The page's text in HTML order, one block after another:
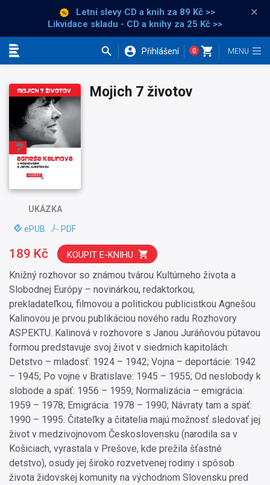
Letní slevy CD a knih za 89 Kč >>
Likvidace skladu - CD a knihy za 25 Kč >>
×
Přihlášení 0
UKÁZKA
ePUB PDF
Mojich 7 životov
Knižný rozhovor so známou tvárou Kultúrneho života a
Slobodnej Európy – novinárkou, redaktorkou,
prekladateľkou, filmovou a politickou publicistkou Agnešou
Kalinovou je prvou publikáciou nového radu Rozhovory
ASPEKTU. Kalinová v rozhovore s Janou Juráňovou pútavou
formou predstavuje svoj život v siedmich kapitolách:
Detstvo – mladosť: 1924 – 1942; Vojna – deportácie: 1942
– 1945; Po vojne v Bratislave: 1945 – 1955; Od neslobody k
slobode a späť: 1956 – 1959; Normalizácia – emigrácia:
1959 – 1978; Emigrácia: 1978 – 1990; Návraty tam a späť:
1990 – 1995. Čitateľky a čitatelia majú možnosť sledovať jej
život v medzivojnovom Československu (narodila sa v
Košiciach, vyrastala v Prešove, kde prežila šťastné
detstvo), osudy jej široko rozvetvenej rodiny i spôsob
života židovskej komunity na východnom Slovensku pred
189 Kč KOUPIT E-KNIHU